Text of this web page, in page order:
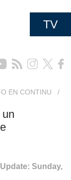
TV
EN CONTINU
/
Sunday,